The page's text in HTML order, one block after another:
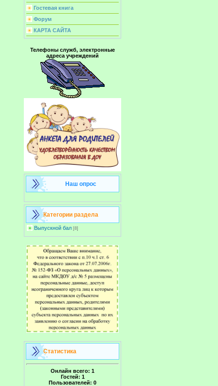
Гостевая книга
Форум
КАРТА САЙТА
Телефоны служб, электронные
адреса учреждений
Наш опрос
Категории раздела
Выпускной бал [8]
Статистика
Онлайн всего: 1
Гостей: 1
Пользователей: 0